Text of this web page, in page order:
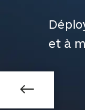
des
coût